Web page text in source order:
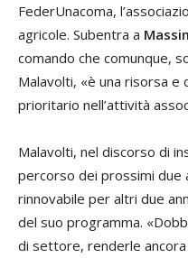
FederUnacoma,
agricole. Subentra a
comando che comunque,
Malavolti, «è una risorsa e
prioritario nell’attività
Malavolti, nel discorso di
percorso dei prossimi due
rinnovabile per altri due
del suo programma.
di settore, renderle